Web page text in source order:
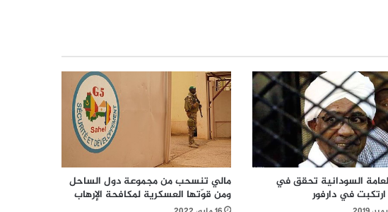
السودانية تحقق في
في دارفور
مالي تنسحب من مجموعة دول الساحل
ومن قوّتها العسكرية لمكافحة الإرهاب